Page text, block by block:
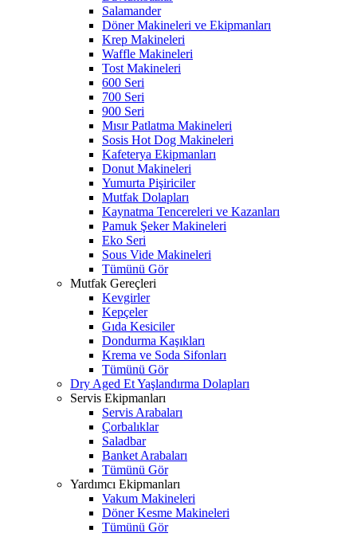
Salamander
Döner Makineleri ve Ekipmanları
Krep Makineleri
Waffle Makineleri
Tost Makineleri
600 Seri
700 Seri
900 Seri
Mısır Patlatma Makineleri
Sosis Hot Dog Makineleri
Kafeterya Ekipmanları
Donut Makineleri
Yumurta Pişiriciler
Mutfak Dolapları
Kaynatma Tencereleri ve Kazanları
Pamuk Şeker Makineleri
Eko Seri
Sous Vide Makineleri
Tümünü Gör
Mutfak Gereçleri
Kevgirler
Kepçeler
Gıda Kesiciler
Dondurma Kaşıkları
Krema ve Soda Sifonları
Tümünü Gör
Dry Aged Et Yaşlandırma Dolapları
Servis Ekipmanları
Servis Arabaları
Çorbalıklar
Saladbar
Banket Arabaları
Tümünü Gör
Yardımcı Ekipmanları
Vakum Makineleri
Döner Kesme Makineleri
Tümünü Gör